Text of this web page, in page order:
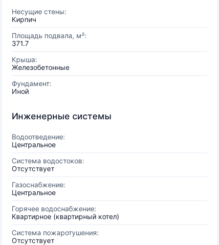
Несущие стены:
Кирпич
Площадь подвала, м²:
371.7
Крыша:
Железобетонные
Фундамент:
Иной
Инженерные системы
Водоотведение:
Центральное
Система водостоков:
Отсутствует
Газоснабжение:
Центральное
Горячее водоснабжение:
Квартирное (квартирный котел)
Система пожаротушения:
Отсутствует